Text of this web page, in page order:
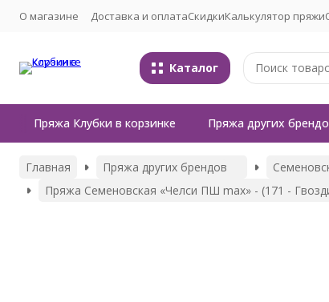
О магазине Доставка и оплатаСкидкиКалькулятор пряжи
Каталог
Пряжа Клубки в корзинке Пряжа других
Главная Пряжа других брендов
Пряжа Семеновская «Челси ПШ max» - (171 -